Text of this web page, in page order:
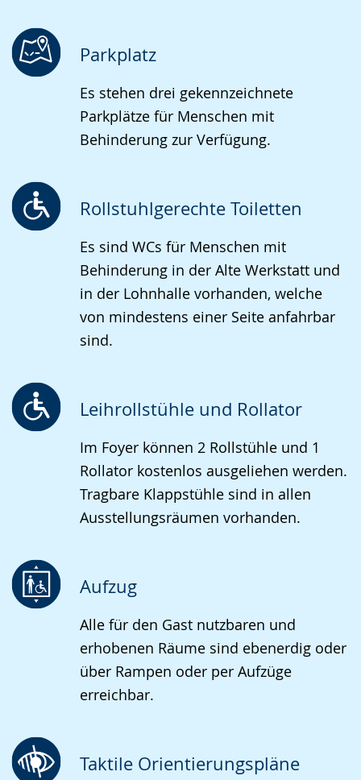
wechseln.
Deutscher
Gebärdensprache
wird
Parkplatz
Es stehen drei gekennzeichnete
Parkplätze für Menschen mit
Behinderung zur Verfügung.
Rollstuhlgerechte Toiletten
Es sind WCs für Menschen mit
Behinderung in der Alte Werkstatt und
in der Lohnhalle vorhanden, welche
von mindestens einer Seite anfahrbar
sind.
Leihrollstühle und Rollator
Im Foyer können 2 Rollstühle und 1
Rollator kostenlos ausgeliehen werden.
Tragbare Klappstühle sind in allen
Ausstellungsräumen vorhanden.
Aufzug
Alle für den Gast nutzbaren und
erhobenen Räume sind ebenerdig oder
über Rampen oder per Aufzüge
erreichbar.
Taktile Orientierungspläne